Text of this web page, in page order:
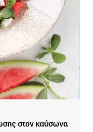
στον καύσωνα